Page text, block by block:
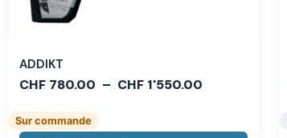
ADDIKT
CHF 780.00 – CHF 1'550.00
Sur commande